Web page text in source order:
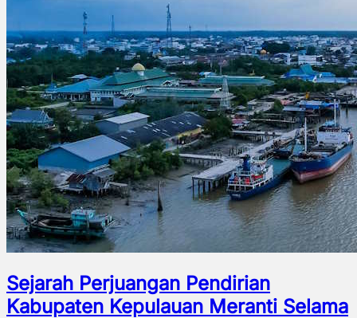
Sejarah Perjuangan Pendirian
Kabupaten Kepulauan Meranti Selama